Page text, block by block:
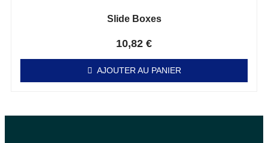
Slide Boxes
10,82 €
AJOUTER AU PANIER